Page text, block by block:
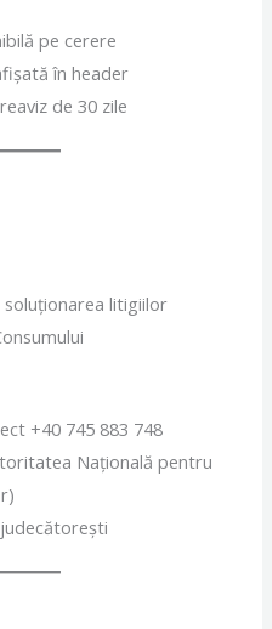
pe cerere
în header
de 30 zile
litigiilor
+40 745 883 748
Națională pentru